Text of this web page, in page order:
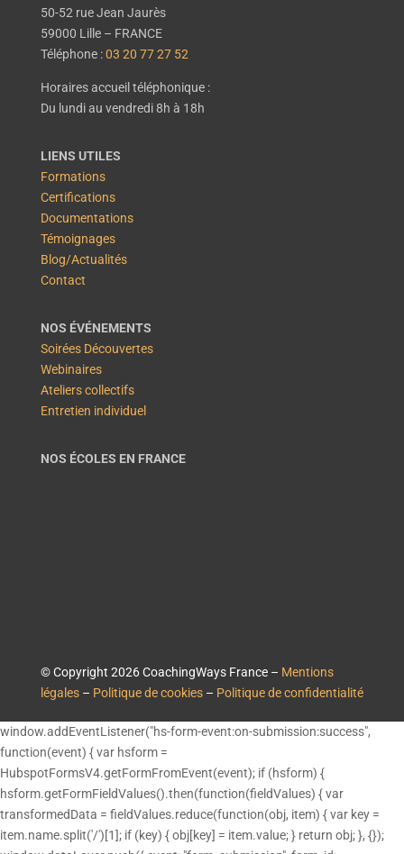
50-52 rue Jean Jaurès
59000 Lille – FRANCE
Téléphone :03 20 77 27 52
Horaires accueil téléphonique :
Du lundi au vendredi 8h à 18h
LIENS UTILES
Formations
Certifications
Documentations
Témoignages
Blog/Actualités
Contact
NOS ÉVÉNEMENTS
Soirées Découvertes
Webinaires
Ateliers collectifs
Entretien individuel
NOS ÉCOLES EN FRANCE
© Copyright 2026 CoachingWays France – Mentions
légales– Politique de cookies– Politique de confidentialité
window.addEventListener("hs-form-event:on-submission:success",
function(event) { var hsform =
HubspotFormsV4.getFormFromEvent(event); if (hsform) {
hsform.getFormFieldValues().then(function(fieldValues) { var
transformedData = fieldValues.reduce(function(obj, item) { var key =
item.name.split('/')[1]; if (key) { obj[key] = item.value; } return obj; }, {});